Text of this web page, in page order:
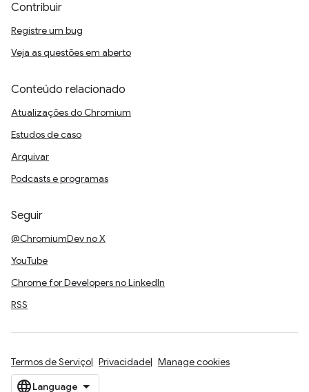
Contribuir
Registre um bug
Veja as questões em aberto
Conteúdo relacionado
Atualizações do Chromium
Estudos de caso
Arquivar
Podcasts e programas
Seguir
@ChromiumDev no X
YouTube
Chrome for Developers no LinkedIn
RSS
Termos de Serviço Privacidade Manage cookies